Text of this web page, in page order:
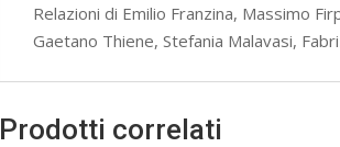
Relazioni di Emilio Franzina, Massimo
Gaetano Thiene, Stefania Malavasi,
Prodotti correlati